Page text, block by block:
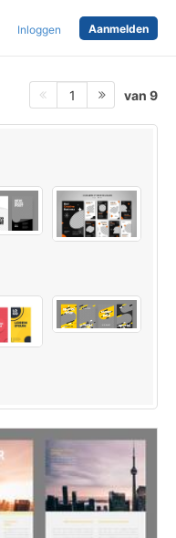
Inloggen Aanmelden
1 van 9